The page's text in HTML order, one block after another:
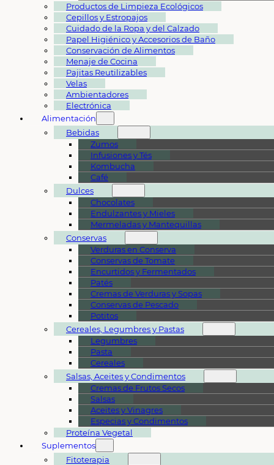
Productos de Limpieza Ecológicos
Cepillos y Estropajos
Cuidado de la Ropa y del Calzado
Papel Higiénico y Accesorios de Baño
Conservación de Alimentos
Menaje de Cocina
Pajitas Reutilizables
Velas
Ambientadores
Electrónica
Alimentación
Bebidas
Zumos
Infusiones y Tés
Kombucha
Café
Dulces
Chocolates
Endulzantes y Mieles
Mermeladas y Mantequillas
Conservas
Verduras en Conserva
Conservas de Tomate
Encurtidos y Fermentados
Patés
Cremas de Verduras y Sopas
Conservas de Pescado
Potitos
Cereales, Legumbres y Pastas
Legumbres
Pasta
Cereales
Salsas, Aceites y Condimentos
Cremas de Frutos Secos
Salsas
Aceites y Vinagres
Especias y Condimentos
Proteína Vegetal
Suplementos
Fitoterapia